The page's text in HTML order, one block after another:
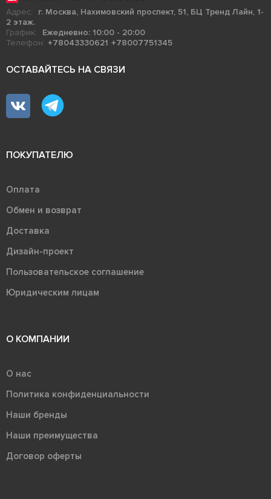
Адрес:
г. Москва, Нахимовский проспект, 51, БЦ Тренд Лайн, 1-
2 этаж.
График:
Ежедневно: 10:00 - 20:00
Телефон: +78043330621 +78007751345
ОСТАВАЙТЕСЬ НА СВЯЗИ
ПОКУПАТЕЛЮ
Оплата
Обмен и возврат
Доставка
Дизайн-проект
Пользовательское соглашение
Юридическим лицам
О КОМПАНИИ
О нас
Политика конфиденциальности
Наши бренды
Наши преимущества
Договор оферты